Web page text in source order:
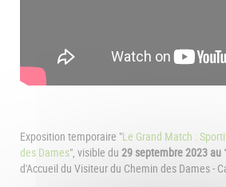
Exposition temporaire "Le Grand Match :
des Dames", visible du 29 septembre 2023 au
d'Accueil du Visiteur du Chemin des Dames -